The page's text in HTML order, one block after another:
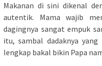
Makanan di sini dikenal
autentik. Mama wajib
dagingnya sangat empuk
itu, sambal dadaknya
lengkap bakal bikin Papa